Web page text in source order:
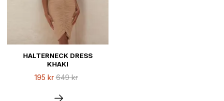
HALTERNECK DRESS
KHAKI
195 kr 649 kr